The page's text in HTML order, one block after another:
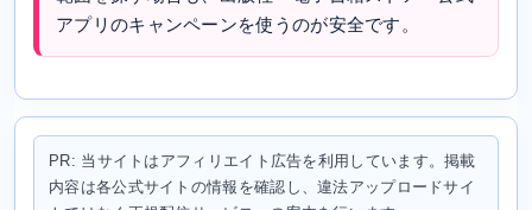
アプリのキャンペーンを使うのが安全です。
PR: 当サイトはアフィリエイト広告を利用しています。掲載
内容は各公式サイトの情報を確認し、違法アップロードサイ